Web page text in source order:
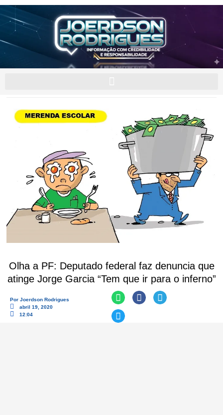
Olha a PF: Deputado federal faz denuncia que
atinge Jorge Garcia “Tem que ir para o inferno”
Por Joerdson Rodrigues
abril 19, 2020
12:04